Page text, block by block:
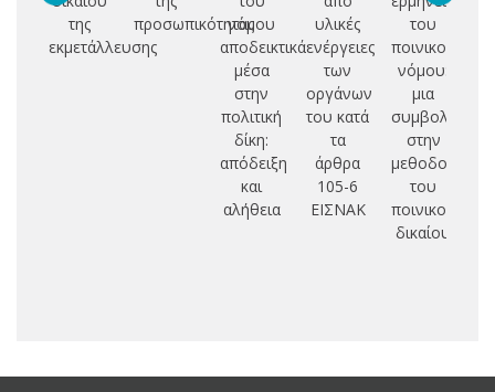
της
εκμετάλλευσης
προσωπικότητας
νόμου
αποδεικτικά
μέσα
στην
πολιτική
δίκη:
απόδειξη
και
αλήθεια
υλικές
ενέργειες
των
οργάνων
του κατά
τα
άρθρα
105-6
ΕΙΣΝΑΚ
του
ποινικού
νόμου:
μια
συμβολή
στην
μεθοδολογία
του
ποινικού
δικαίου